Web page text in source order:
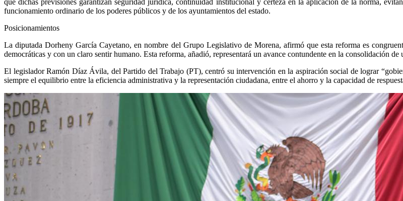
funcionamiento ordinario de los poderes públicos y de los ayuntamientos del estado.
Posicionamientos
La diputada Dorheny García Cayetano, en nombre del Grupo Legislativo de Morena, afirmó que esta reforma es
democráticas y con un claro sentir humano. Esta reforma, añadió, representará un avance contundente en la consolidación de
El legislador Ramón Díaz Ávila, del Partido del Trabajo (PT), centró su intervención en la aspiración social de lograr
siempre el equilibrio entre la eficiencia administrativa y la representación ciudadana, entre el ahorro y la capacidad de